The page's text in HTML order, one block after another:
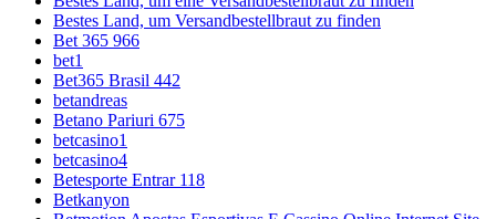
Bestes Land, um Versandbestellbraut zu finden
Bet 365 966
bet1
Bet365 Brasil 442
betandreas
Betano Pariuri 675
betcasino1
betcasino4
Betesporte Entrar 118
Betkanyon